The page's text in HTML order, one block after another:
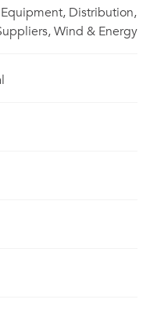
Distribution,
Wind & Energy